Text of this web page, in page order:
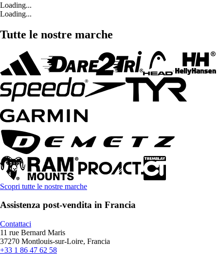
Loading...
Loading...
Tutte le nostre marche
Scopri tutte le nostre marche
Assistenza post-vendita in Francia
Contattaci
11 rue Bernard Maris
37270 Montlouis-sur-Loire, Francia
+33 1 86 47 62 58